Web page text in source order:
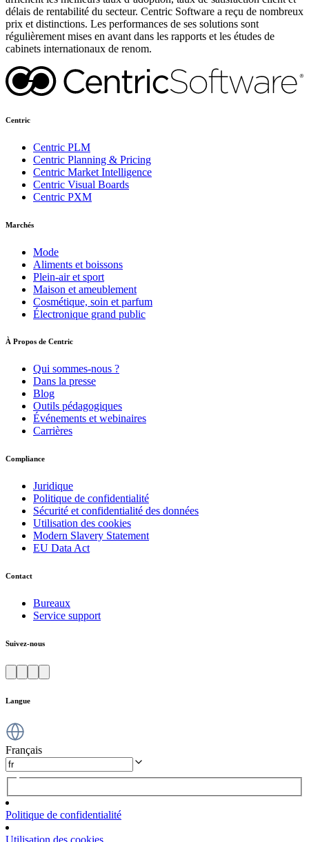
délais de rentabilité du secteur. Centric Software a reçu de nombreux
prix et distinctions. Les performances de ses solutions sont
régulièrement mises en avant dans les rapports et les études de
cabinets internationaux de renom.
Centric
Centric PLM
Centric Planning & Pricing
Centric Market Intelligence
Centric Visual Boards
Centric PXM
Marchés
Mode
Aliments et boissons
Plein-air et sport
Maison et ameublement
Cosmétique, soin et parfum
Électronique grand public
À Propos de Centric
Qui sommes-nous ?
Dans la presse
Blog
Outils pédagogiques
Événements et webinaires
Carrières
Compliance
Juridique
Politique de confidentialité
Sécurité et confidentialité des données
Utilisation des cookies
Modern Slavery Statement
EU Data Act
Contact
Bureaux
Service support
Suivez-nous
Langue
Français
Politique de confidentialité
Utilisation des cookies